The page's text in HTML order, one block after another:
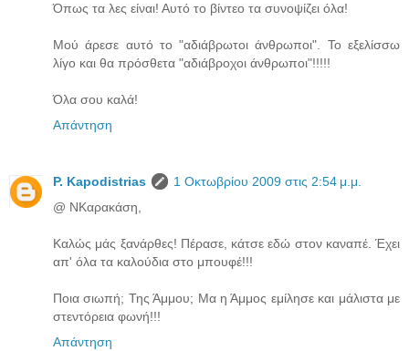
Όπως τα λες είναι! Αυτό το βίντεο τα συνοψίζει όλα!
Μού άρεσε αυτό το "αδιάβρωτοι άνθρωποι". Το εξελίσσω
λίγο και θα πρόσθετα "αδιάβροχοι άνθρωποι"!!!!!
Όλα σου καλά!
Απάντηση
P. Kapodistrias
1 Οκτωβρίου 2009 στις 2:54 μ.μ.
@ ΝΚαρακάση,
Καλώς μάς ξανάρθες! Πέρασε, κάτσε εδώ στον καναπέ. Έχει
απ' όλα τα καλούδια στο μπουφέ!!!
Ποια σιωπή; Της Άμμου; Μα η Άμμος εμίλησε και μάλιστα με
στεντόρεια φωνή!!!
Απάντηση